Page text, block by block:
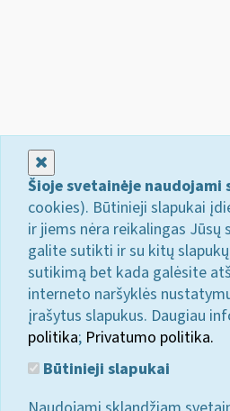
Šioje svetainėje naudojami
cookies). Būtinieji slapukai
ir jiems nėra reikalingas Jūsų
galite sutikti ir su kitų
sutikimą bet kada galėsite
interneto naršyklės
įrašytus slapukus. Daugiau
politika; Privatumo politika.
Būtinieji slapukai